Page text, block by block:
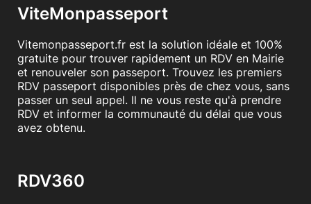
ViteMonpasseport
Vitemonpasseport.fr est la solution idéale et 100%
gratuite pour trouver rapidement un RDV en Mairie
et renouveler son passeport. Trouvez les premiers
RDV passeport disponibles près de chez vous, sans
passer un seul appel. Il ne vous reste qu'à prendre
RDV et informer la communauté du délai que vous
avez obtenu.
RDV360